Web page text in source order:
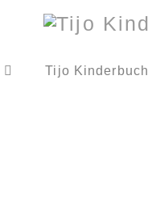
Tijo Kinderbuch